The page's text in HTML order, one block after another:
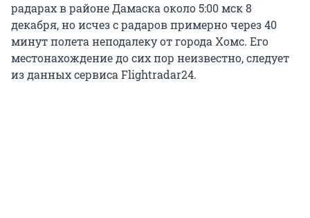
радарах в районе Дамаска около 5:00 мск 8
декабря, но исчез с радаров примерно через 40
минут полета неподалеку от города Хомс. Его
местонахождение до сих пор неизвестно, следует
из данных сервиса Flightradar24.